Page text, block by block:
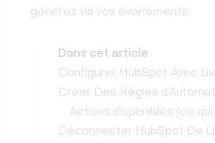
générez via vos événements.
Dans cet article
Configurer HubSpot Avec
Créer Des Règles
Actions disponibles (ce
Déconnecter HubSpot De